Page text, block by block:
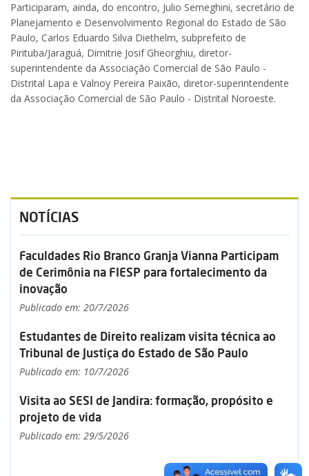
Participaram, ainda, do encontro, Julio Semeghini, secretário de
Planejamento e Desenvolvimento Regional do Estado de São
Paulo, Carlos Eduardo Silva Diethelm, subprefeito de
Pirituba/Jaraguá, Dimitrie Josif Gheorghiu, diretor-
superintendente da Associação Comercial de São Paulo -
Distrital Lapa e Valnoy Pereira Paixão, diretor-superintendente
da Associação Comercial de São Paulo - Distrital Noroeste.
NOTÍCIAS
Faculdades Rio Branco Granja Vianna Participam
de Cerimônia na FIESP para fortalecimento da
inovação
Publicado em: 20/7/2026
Estudantes de Direito realizam visita técnica ao
Tribunal de Justiça do Estado de São Paulo
Publicado em: 10/7/2026
Visita ao SESI de Jandira: formação, propósito e
projeto de vida
Publicado em: 29/5/2026